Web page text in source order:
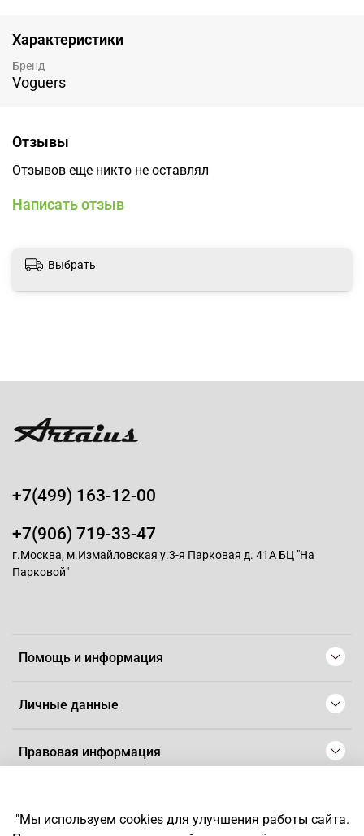
Характеристики
Бренд
Voguers
Отзывы
Отзывов еще никто не оставлял
Написать отзыв
Выбрать
Помощь и информация
Личные данные
Правовая информация
+7(499) 163-12-00
+7(906) 719-33-47
г.Москва, м.Измайловская у.3-я Парковая д. 41А БЦ "На
Парковой"
"Мы используем cookies для улучшения работы сайта.